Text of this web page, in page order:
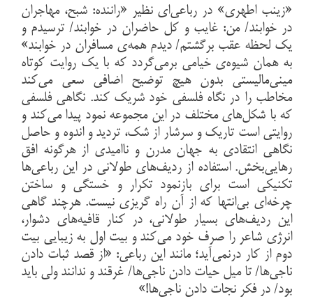
«زینب اطهری» در رباعی‌ای نظیر «راننده: شبح، مهاجران
در خوابند/ من: غایب و کل حاضران در خوابند/ ترسیدم و
یک لحظه عقب برگشتم/ دیدم همه‌ی مسافران در خوابند»
به همان شیوه‌ی خیامی برمی‌گردد که با یک روایت کوتاه
مینی‌مالیستی بدون هیچ توضیح اضافی سعی می‌کند
مخاطب را در نگاه فلسفی خود شریک کند. نگاهی فلسفی
که با شکل‌های مختلف در این مجموعه نمود پیدا می‌کند و
روایتی است تاریک و سرشار از شک، تردید و اندوه و حاصل
نگاهی انتقادی به جهان مدرن و ناامیدی از هرگونه افق
رهایی‌بخش. استفاده از ردیف‌های طولانی در این رباعی‌ها
تکنیکی است برای بازنمود تکرار و خستگی و ساختن
چرخه‌ای بی‌انتها که از آن راه گریزی نیست. هرچند گاهی
این ردیف‌های بسیار طولانی، در کنار قافیه‌های دشوار،
انرژی شاعر را صرف خود می‌کند و بیت اول به زیبایی بیت
دوم از کار درنمی‌آید؛ مانند این رباعی: «از قصد ثبات دادن
ناجی‌ها/ تا میل حیات دادن ناجی‌ها/ غرقند و ندانند ولی باید
بود/ در فکر نجات دادن ناجی‌ها!»